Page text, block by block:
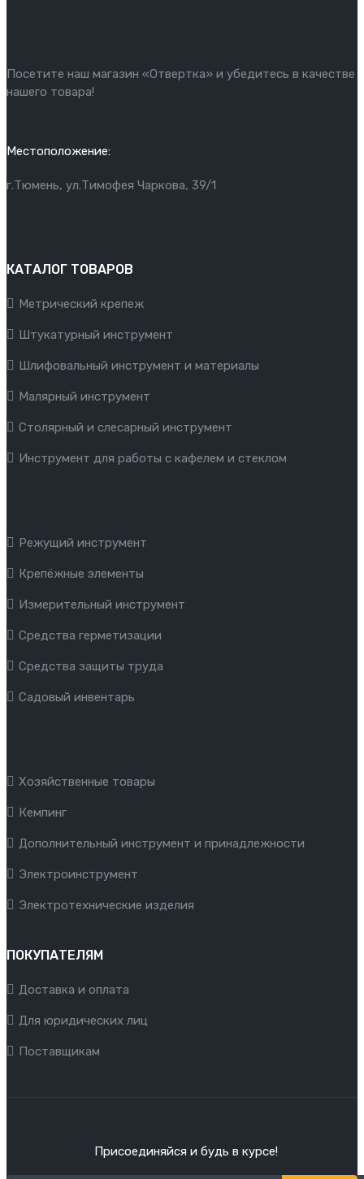
Посетите наш магазин «Отвертка» и убедитесь в качестве
нашего товара!
Местоположение:
г.Тюмень, ул.Тимофея Чаркова, 39/1
КАТАЛОГ ТОВАРОВ
Метрический крепеж
Штукатурный инструмент
Шлифовальный инструмент и материалы
Малярный инструмент
Столярный и слесарный инструмент
Инструмент для работы с кафелем и стеклом
Режущий инструмент
Крепёжные элементы
Измерительный инструмент
Средства герметизации
Средства защиты труда
Садовый инвентарь
Хозяйственные товары
Кемпинг
Дополнительный инструмент и принадлежности
Электроинструмент
Электротехнические изделия
ПОКУПАТЕЛЯМ
Доставка и оплата
Для юридических лиц
Поставщикам
Присоединяйся и будь в курсе!